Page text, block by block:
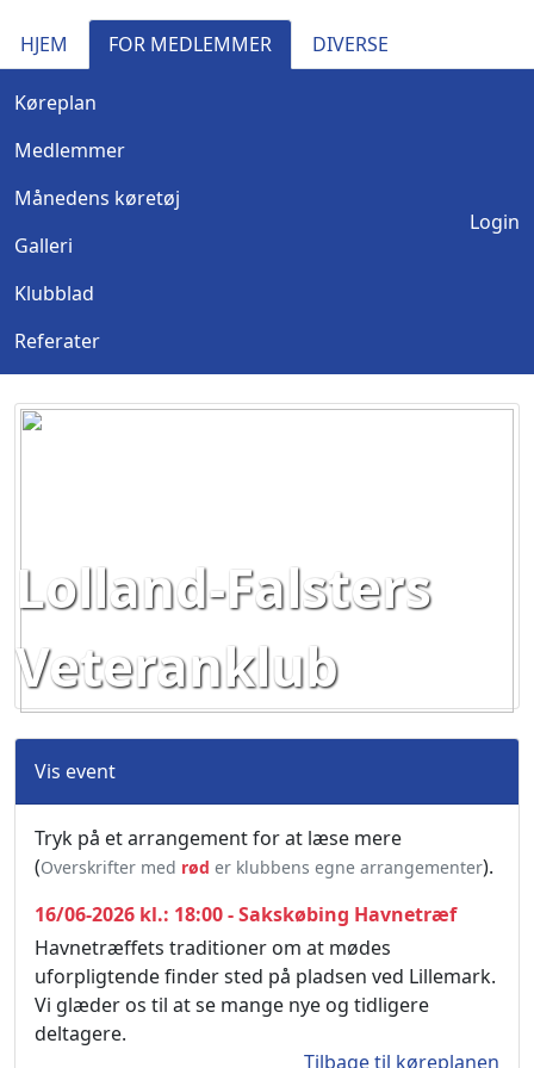
HJEM FOR MEDLEMMER DIVERSE
Køreplan
Medlemmer
Månedens køretøj
Galleri
Klubblad
Referater
Login
Lolland-Falsters
Veteranklub
Vis event
Tryk på et arrangement for at læse mere
(Overskrifter med rød er klubbens egne arrangementer).
16/06-2026 kl.: 18:00 - Sakskøbing Havnetræf
Havnetræffets traditioner om at mødes
uforpligtende finder sted på pladsen ved Lillemark.
Vi glæder os til at se mange nye og tidligere
deltagere.
Tilbage til køreplanen